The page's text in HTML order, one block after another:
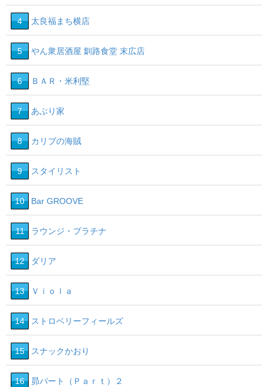
4 太良福まち横店
5 やん衆居酒屋 釧路食堂 末広店
6 ＢＡＲ・米利堅
7 あぶり家
8 カリブの海賊
9 スタイリスト
10 Bar GROOVE
11 ラウンジ・プラチナ
12 ダリア
13 Ｖｉｏｌａ
14 ストロベリーフィールズ
15 スナックかおり
16 昴パート（Ｐａｒｔ）２